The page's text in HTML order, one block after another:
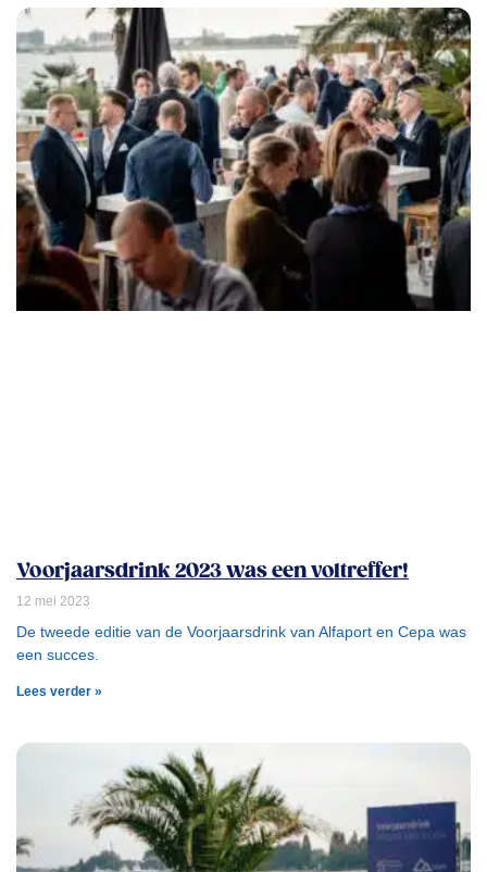
Voorjaarsdrink 2023 was een voltreffer!
12 mei 2023
De tweede editie van de Voorjaarsdrink van Alfaport en Cepa was
een succes.
Lees verder »